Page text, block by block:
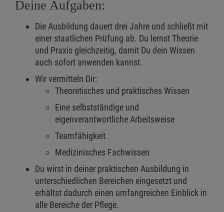
Deine Aufgaben:
Die Ausbildung dauert drei Jahre und schließt mit
einer staatlichen Prüfung ab. Du lernst Theorie
und Praxis gleichzeitig, damit Du dein Wissen
auch sofort anwenden kannst.
Wir vermitteln Dir:
Theoretisches und praktisches Wissen
Eine selbstständige und
eigenverantwortliche Arbeitsweise
Teamfähigkeit
Medizinisches Fachwissen
Du wirst in deiner praktischen Ausbildung in
unterschiedlichen Bereichen eingesetzt und
erhältst dadurch einen umfangreichen Einblick in
alle Bereiche der Pflege.